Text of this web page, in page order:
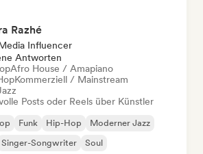
Razhé
Influencer
Antworten
Afro House / Amapiano
Kommerziell / Mainstream
Posts oder Reels über Künstler
Funk Hip-Hop
Moderner Jazz
Singer-Songwriter Soul